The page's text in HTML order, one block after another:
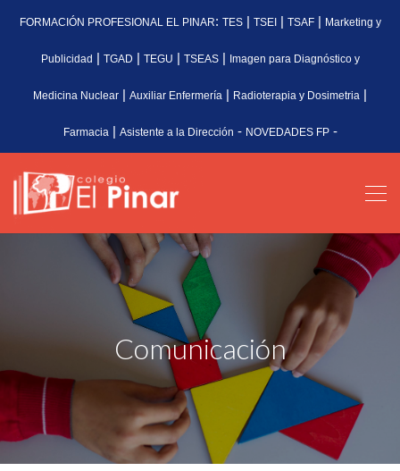
FORMACIÓN PROFESIONAL EL PINAR: TES| TSEI| TSAF| Marketing y
Publicidad | TGAD | TEGU | TSEAS| Imagen para Diagnóstico y
Medicina Nuclear | Auxiliar Enfermería | Radioterapia y Dosimetria |
Farmacia | Asistente a la Dirección - NOVEDADES FP-
Comunicación